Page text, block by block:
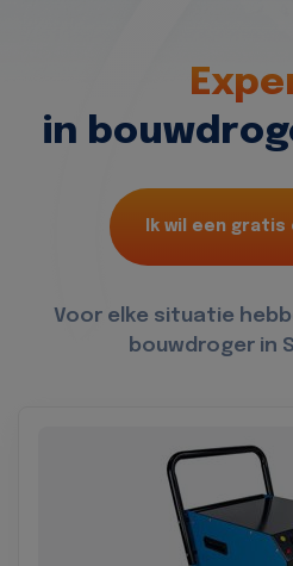
in
Ik wil een
Voor elke situatie
bouwdroger in